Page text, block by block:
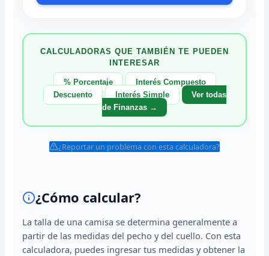
CALCULADORAS QUE TAMBIÉN TE PUEDEN
INTERESAR
% Porcentaje
Interés Compuesto
Descuento
Interés Simple
Ver todas
de Finanzas →
¿Reportar un problema con esta calculadora?
¿Cómo calcular?
La talla de una camisa se determina generalmente a
partir de las medidas del pecho y del cuello. Con esta
calculadora, puedes ingresar tus medidas y obtener la